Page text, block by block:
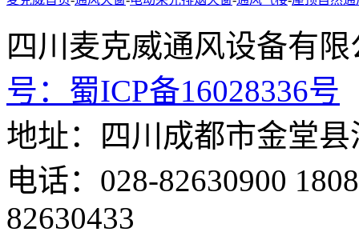
四川麦克威通风设
号： 蜀ICP备16028336号
地址：四川成都市金堂
电话：028-82630900
82630433